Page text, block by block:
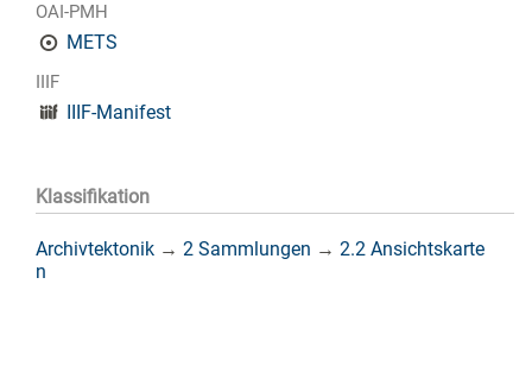
OAI-PMH
METS
IIIF
IIIF-Manifest
Klassifikation
Archivtektonik → 2 Sammlungen → 2.2 Ansichtskarte
n